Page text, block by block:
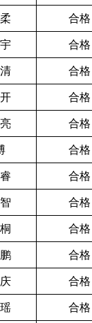
合格
合格
合格
合格
合格
合格
合格
合格
合格
合格
合格
合格